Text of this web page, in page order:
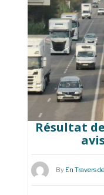
Résultat
By En Travers